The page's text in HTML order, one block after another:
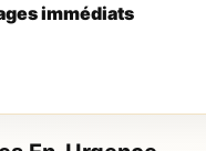
immédiats